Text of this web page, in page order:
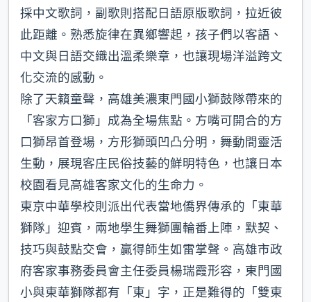
採中文歌詞，副歌則搭配日語原版歌詞，拉近彼
此距離。熟悉旋律在異鄉響起，孩子們以客語、
中文與日語交織出溫柔樂章，也讓現場洋溢跨文
化交流的感動。
除了天籟童聲，高雄美濃東門國小獅鼓隊帶來的
「客家方口獅」成為全場焦點。方嘴可開合的方
口獅昂首登場，方形獅頭凹凸分明，舞動間靈活
生動，展現客庄民俗技藝的鮮明特色，也讓日本
校園看見高雄客家文化的生命力。
東京中華學校則派出代表當地僑界傳承的「東華
獅隊」迎賓，兩地學生舞獅團輪番上陣，默契、
技巧與鼓點交會，贏得師生如雷掌聲。高雄市政
府客家事務委員會主任委員楊瑞霞形容，東門國
小與東華獅隊都有「東」字，正是難得的「雙東